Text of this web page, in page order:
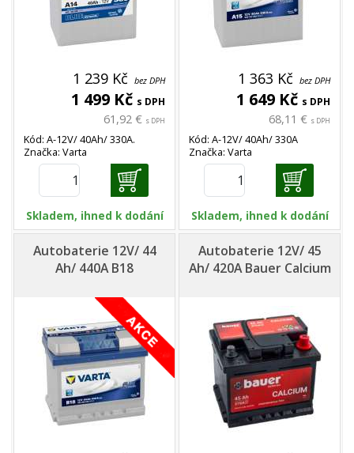
1 239 Kč bez DPH
1 499 Kč s DPH
61,92 € s DPH
Kód: A-12V/ 40Ah/ 330A.
Značka: Varta
Skladem, ihned k dodání
1 363 Kč bez DPH
1 649 Kč s DPH
68,11 € s DPH
Kód: A-12V/ 40Ah/ 330A
Značka: Varta
Skladem, ihned k dodání
Autobaterie 12V/ 44
Ah/ 440A B18
Autobaterie 12V/ 45
Ah/ 420A Bauer Calcium